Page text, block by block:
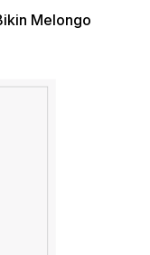
Melongo